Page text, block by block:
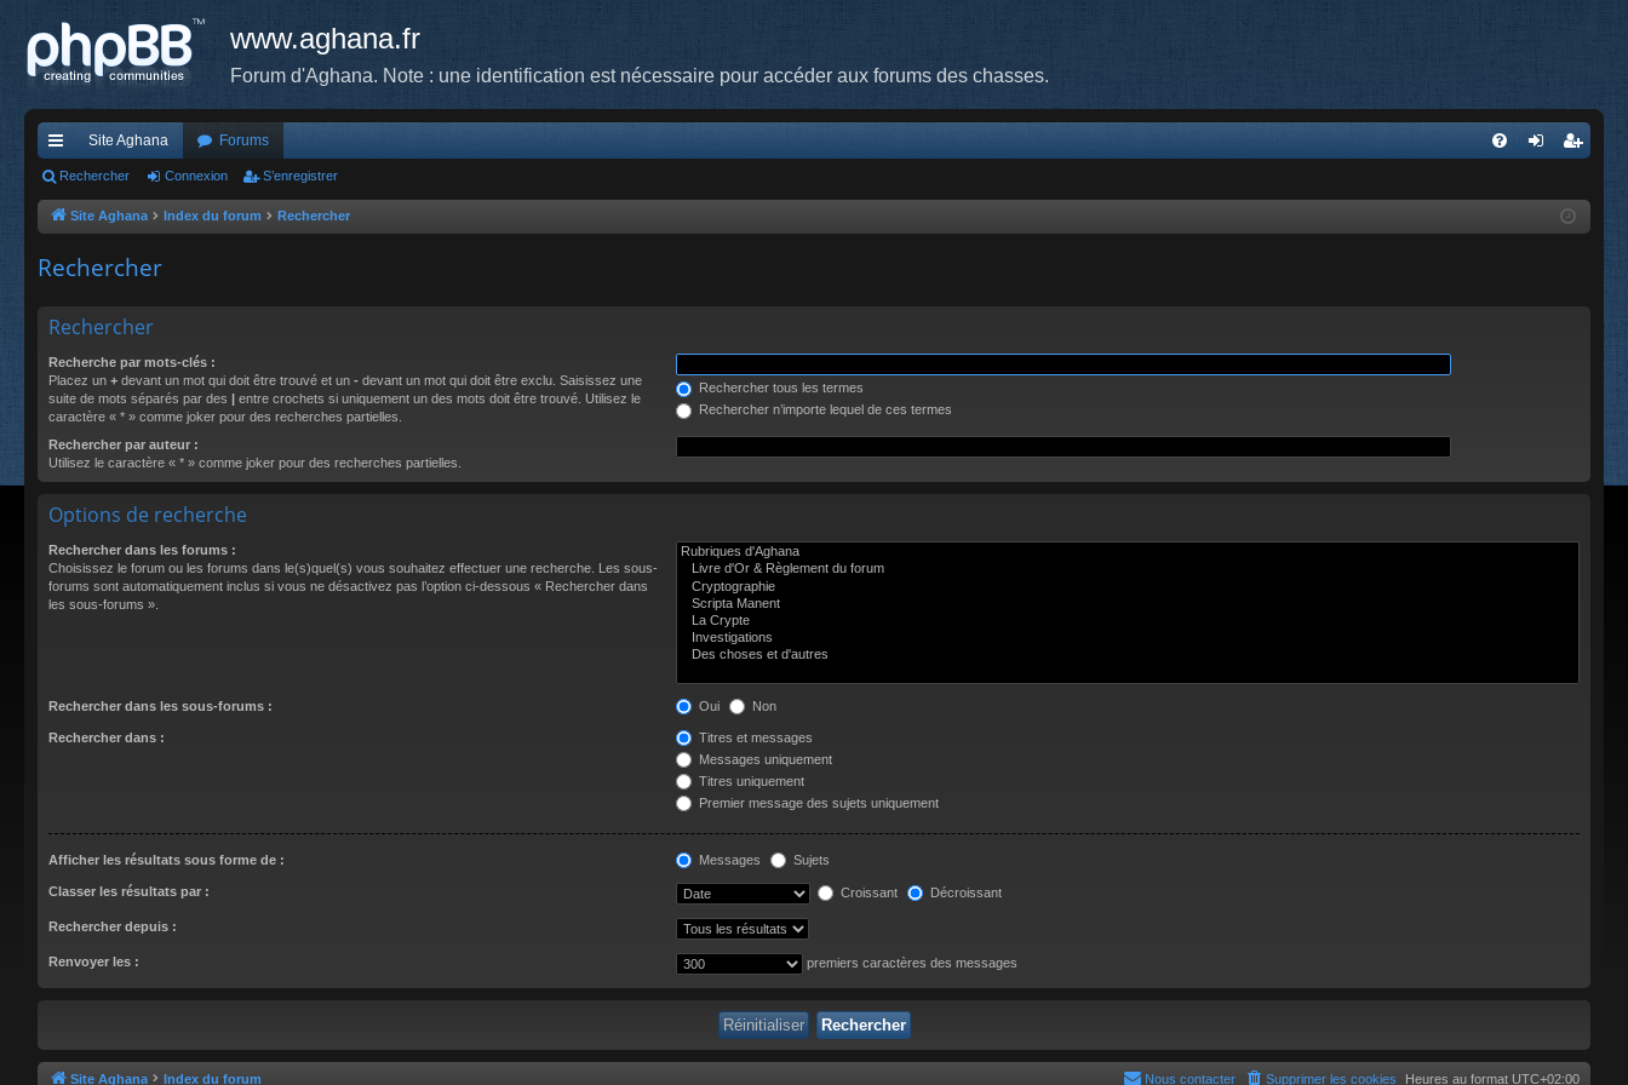
www.aghana.fr
Forum d'Aghana. Note : une identification est nécessaire pour accéder aux forums des chasses.
cc
ès
de
Site Aghana Forums
nr
Rechercher Connexion S’enregistrer
Site Aghana Index du forum Rechercher
Rechercher
Rechercher
Recherche par mots-clés :
Placez un + devant un mot qui doit être trouvé et un - devant un mot qui doit être exclu. Saisissez une
suite de mots séparés par des | entre crochets si uniquement un des mots doit être trouvé. Utilisez le
caractère « * » comme joker pour des recherches partielles.
Rechercher tous les termes
Rechercher n’importe lequel de ces termes
Rechercher par auteur :
Utilisez le caractère « * » comme joker pour des recherches partielles.
Options de recherche
Rechercher dans les forums :
Choisissez le forum ou les forums dans le(s)quel(s) vous souhaitez effectuer une recherche. Les sous-
forums sont automatiquement inclus si vous ne désactivez pas l’option ci-dessous « Rechercher dans
les sous-forums ».
Rechercher dans les sous-forums : Oui Non
Rechercher dans :
Titres et messages
Messages uniquement
Titres uniquement
Premier message des sujets uniquement
Afficher les résultats sous forme de : Messages Sujets
Classer les résultats par : Croissant Décroissant
Rechercher depuis :
Renvoyer les : premiers caractères des messages
Site Aghana Index du forum Heures au format UTC+02:00
Supprimer les cookies
Nous contacter